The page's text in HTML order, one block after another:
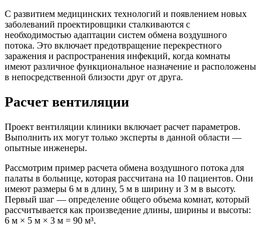
С развитием медицинских технологий и появлением новых
заболеваний проектировщики сталкиваются с
необходимостью адаптации систем обмена воздушного
потока. Это включает предотвращение перекрестного
заражения и распространения инфекций, когда комнаты
имеют различное функциональное назначение и расположены
в непосредственной близости друг от друга.
Расчет вентиляции
Проект вентиляции клиники включает расчет параметров.
Выполнить их могут только эксперты в данной области —
опытные инженеры.
Рассмотрим пример расчета обмена воздушного потока для
палаты в больнице, которая рассчитана на 10 пациентов. Они
имеют размеры 6 м в длину, 5 м в ширину и 3 м в высоту.
Первый шаг — определение общего объема комнат, который
рассчитывается как произведение длины, ширины и высоты:
6 м × 5 м × 3 м = 90 м³.